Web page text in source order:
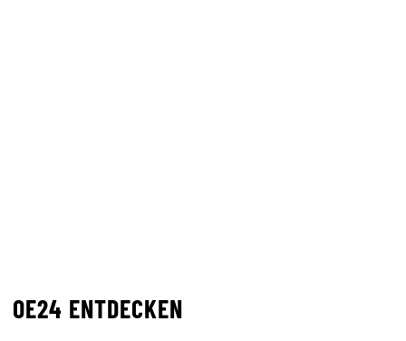
OE24 ENTDECKEN